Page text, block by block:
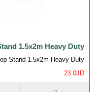
1.5x2m Heavy Duty
Stand 1.5x2m Heavy Duty..
23.0JD